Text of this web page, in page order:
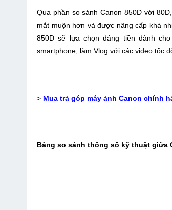
Qua phần so sánh Canon 850D với
mắt muộn hơn và được nâng cấp khá
850D sẽ lựa chọn đáng tiền dành
smartphone; làm Vlog với các video tốc
> Mua trả góp máy ảnh Canon chính
Bảng so sánh thông số kỹ thuật giữa